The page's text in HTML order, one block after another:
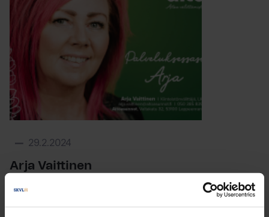
29.2.2024
Arja Vaittinen
Lue artikkeli